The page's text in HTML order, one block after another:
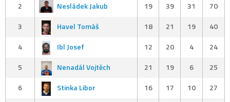
2
Nesládek Jakub 19 39 31
70
3
Havel Tomáš 18 21 19
40
4
Ibl Josef 12 20 4
24
5
Nenadál Vojtěch 21 19 6
25
6
Stinka Libor 16 17 10
27